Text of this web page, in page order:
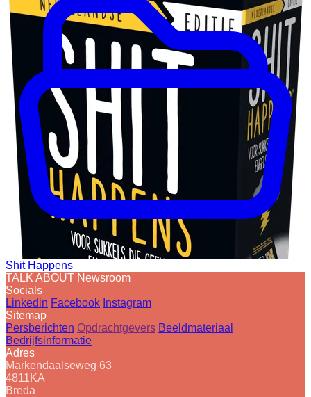
Shit Happens
TALK ABOUT Newsroom
Socials
Linkedin Facebook Instagram
Sitemap
Persberichten Opdrachtgevers Beeldmateriaal
Bedrijfsinformatie
Adres
Markendaalseweg 63
4811KA
Breda